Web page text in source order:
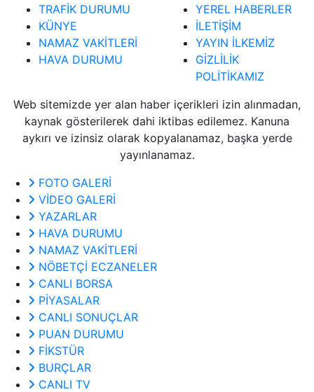
TRAFİK DURUMU
KÜNYE
NAMAZ VAKİTLERİ
HAVA DURUMU
YEREL HABERLER
İLETİŞİM
YAYIN İLKEMİZ
GİZLİLİK
POLİTİKAMIZ
Web sitemizde yer alan haber içerikleri izin alınmadan,
kaynak gösterilerek dahi iktibas edilemez. Kanuna
aykırı ve izinsiz olarak kopyalanamaz, başka yerde
yayınlanamaz.
FOTO GALERİ
VİDEO GALERİ
YAZARLAR
HAVA DURUMU
NAMAZ VAKİTLERİ
NÖBETÇİ ECZANELER
CANLI BORSA
PİYASALAR
CANLI SONUÇLAR
PUAN DURUMU
FİKSTÜR
BURÇLAR
CANLI TV